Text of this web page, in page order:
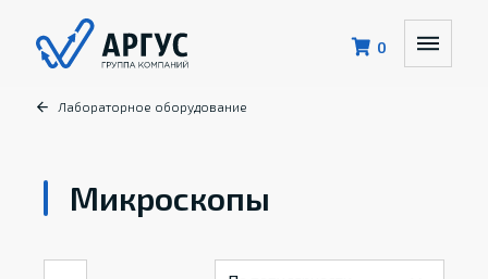
0
Лабораторное оборудование
Микроскопы